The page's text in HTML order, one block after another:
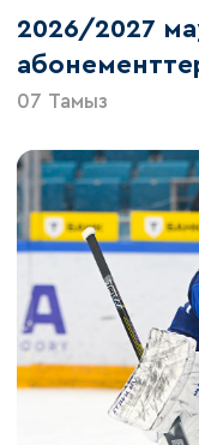
2026/2027
07 Тамыз